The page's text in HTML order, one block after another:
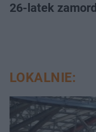
26-latek
LOKALNIE: